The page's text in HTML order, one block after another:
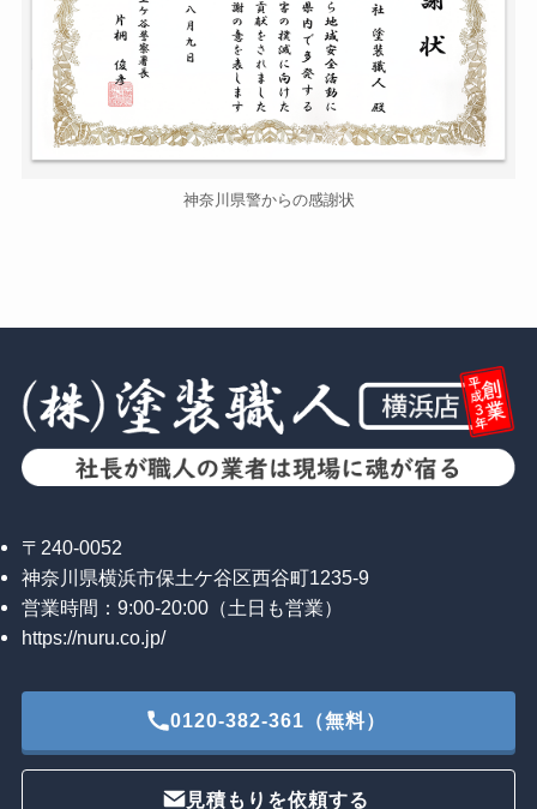
神奈川県警からの感謝状
〒240-0052
神奈川県横浜市保土ケ谷区西谷町1235-9
営業時間：9:00-20:00（土日も営業）
https://nuru.co.jp/
0120-382-361（無料）
見積もりを依頼する